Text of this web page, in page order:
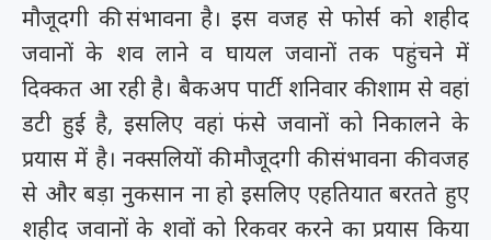
मौजूदगी की संभावना है। इस वजह से फोर्स को शहीद
जवानों के शव लाने व घायल जवानों तक पहुंचने में
दिक्कत आ रही है। बैकअप पार्टी शनिवार की शाम से वहां
डटी हुई है, इसलिए वहां फंसे जवानों को निकालने के
प्रयास में है। नक्सलियों की मौजूदगी की संभावना की वजह
से और बड़ा नुकसान ना हो इसलिए एहतियात बरतते हुए
शहीद जवानों के शवों को रिकवर करने का प्रयास किया